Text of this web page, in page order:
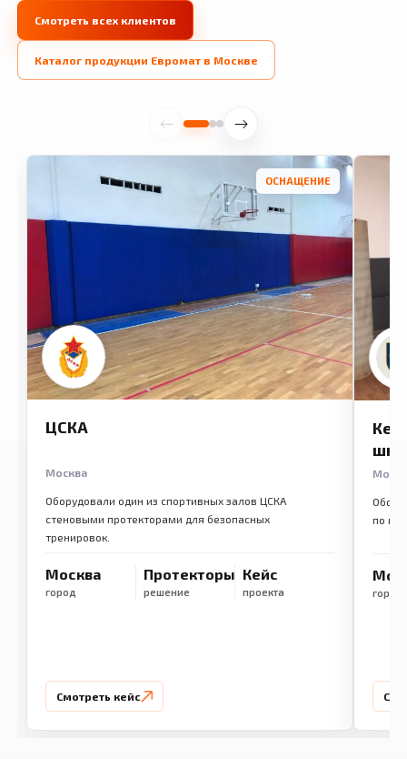
Смотреть всех клиентов
Каталог продукции Евромат в Москве
ОСНАЩЕНИЕ
ЦСКА
Москва
Оборудовали один из спортивных залов ЦСКА
стеновыми протекторами для безопасных
тренировок.
Москва
город
Протекторы
решение
Кейс
проекта
Смотреть кейс
по
город